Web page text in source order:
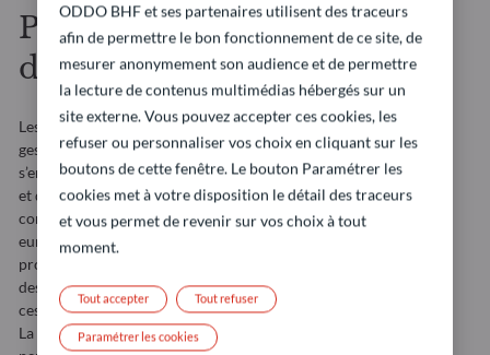
Politique de protection
des données personnelles
Les filiales de ODDO BHF intervenant dans le domaine de la
gestion d’actifs (« ODDO BHF Asset Management »)
s’engagent à ce que les traitements effectués sur ce site web
et dans le cadre de leurs activités de gestion soient
conformes au Règlement (UE) 2016/679 du Parlement
européen et du Conseil du 27 avril 2016, relatif à la
protection des personnes physiques à l’égard du traitement
des données à caractère personnel et à la libre circulation de
ces données (le « RGPD »).
La présente politique est destinée à informer toutes les
ODDO BHF et ses partenaires utilisent des traceurs
afin de permettre le bon fonctionnement de ce site, de
mesurer anonymement son audience et de permettre
la lecture de contenus multimédias hébergés sur un
site externe. Vous pouvez accepter ces cookies, les
refuser ou personnaliser vos choix en cliquant sur les
boutons de cette fenêtre. Le bouton Paramétrer les
cookies met à votre disposition le détail des traceurs
et vous permet de revenir sur vos choix à tout
moment.
Tout refuser
Tout accepter
Paramétrer les cookies